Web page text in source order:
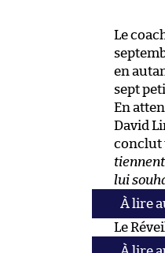
Le
en
sept
En
David
conclut
lui
Le